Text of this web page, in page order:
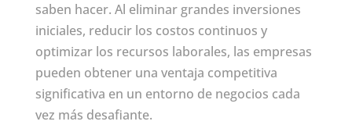
saben hacer. Al eliminar grandes inversiones
iniciales, reducir los costos continuos y
optimizar los recursos laborales, las empresas
pueden obtener una ventaja competitiva
significativa en un entorno de negocios cada
vez más desafiante.